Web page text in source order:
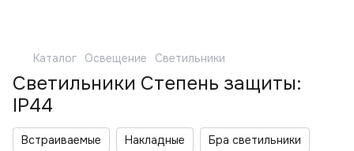
Каталог Освещение Светильники
Светильники Степень защиты:
IP44
Встраиваемые Накладные Бра светильники